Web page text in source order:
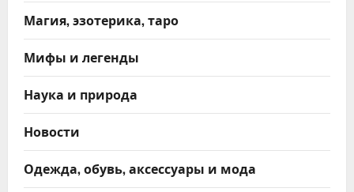
Магия, эзотерика, таро
Мифы и легенды
Наука и природа
Новости
Одежда, обувь, аксессуары и мода